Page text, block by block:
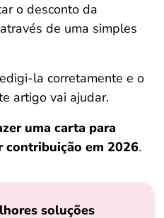
o desconto da
de uma simples
la corretamente e o
artigo vai ajudar.
uma carta para
contribuição em 2026.
soluções